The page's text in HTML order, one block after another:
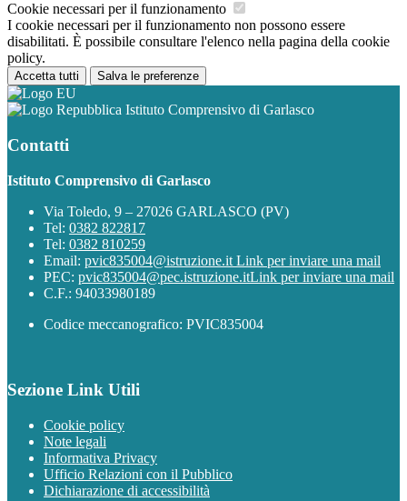
Cookie necessari per il funzionamento
I cookie necessari per il funzionamento non possono essere
disabilitati. È possibile consultare l'elenco nella pagina della cookie
policy.
Accetta tutti Salva le preferenze
Istituto Comprensivo di Garlasco
Contatti
Istituto Comprensivo di Garlasco
Via Toledo, 9 – 27026 GARLASCO (PV)
Tel: 0382 822817
Tel: 0382 810259
Email: pvic835004@istruzione.it Link per inviare una mail
PEC: pvic835004@pec.istruzione.itLink per inviare una mail
C.F.: 94033980189
Codice meccanografico: PVIC835004
Sezione Link Utili
Cookie policy
Note legali
Informativa Privacy
Ufficio Relazioni con il Pubblico
Dichiarazione di accessibilità